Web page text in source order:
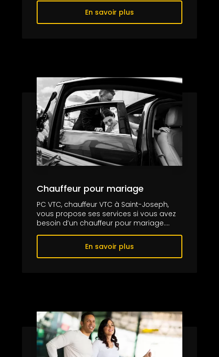
En savoir plus
Chauffeur pour mariage
PC VTC, chauffeur VTC à Saint-Joseph,
vous propose ses services si vous avez
besoin d’un chauffeur pour mariage....
En savoir plus